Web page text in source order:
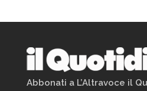
Abbonati a L’Altravoce il